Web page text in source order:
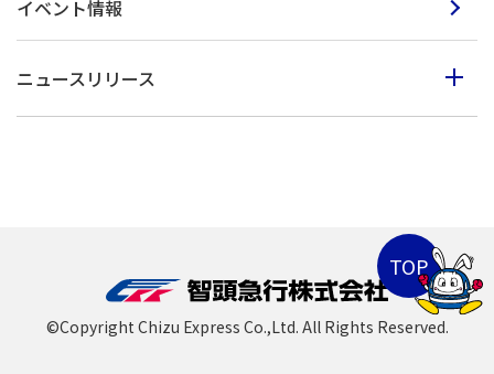
イベント情報
ニュースリリース
2019年度
©Copyright Chizu Express Co.,Ltd. All Rights Reserved.